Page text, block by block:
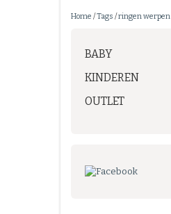
Home /Tags /ringen werpen
BABY
KINDEREN
OUTLET